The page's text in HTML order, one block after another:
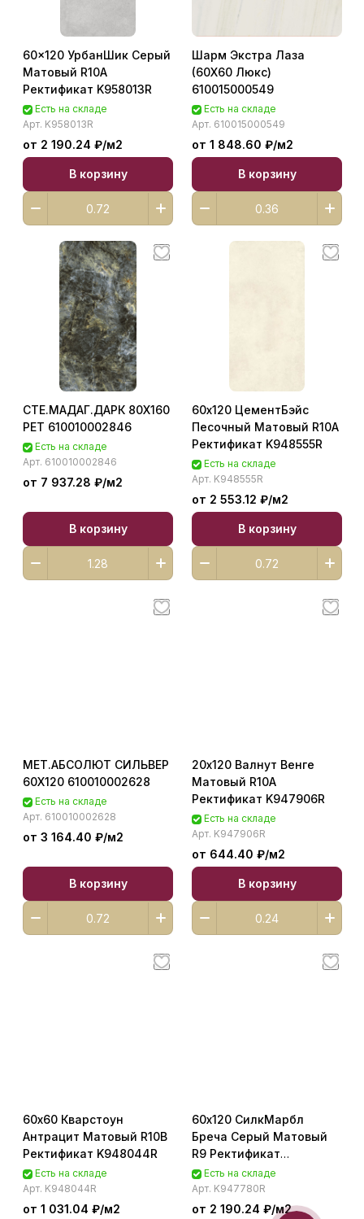
60x120 УрбанШик Серый
Матовый R10A
Ректификат K958013R
Есть на складе
Арт. K958013R
от 2 190.24 ₽/м2
В корзину
Шарм Экстра Лаза
(60X60 Люкс)
610015000549
Есть на складе
Арт. 610015000549
от 1 848.60 ₽/м2
В корзину
СТЕ.МАДАГ.ДАРК 80X160
РЕТ 610010002846
Есть на складе
Арт. 610010002846
от 7 937.28 ₽/м2
В корзину
60х120 ЦементБэйс
Песочный Матовый R10A
Ректификат K948555R
Есть на складе
Арт. K948555R
от 2 553.12 ₽/м2
В корзину
МЕТ.АБСОЛЮТ СИЛЬВЕР
60X120 610010002628
Есть на складе
Арт. 610010002628
от 3 164.40 ₽/м2
В корзину
20х120 Валнут Венге
Матовый R10A
Ректификат K947906R
Есть на складе
Арт. K947906R
от 644.40 ₽/м2
В корзину
60х60 Кварстоун
Антрацит Матовый R10B
Ректификат K948044R
Есть на складе
Арт. K948044R
от 1 031.04 ₽/м2
60х120 СилкМарбл
Бреча Серый Матовый
R9 Ректификат
K947780R
Есть на складе
Арт. K947780R
от 2 190.24 ₽/м2